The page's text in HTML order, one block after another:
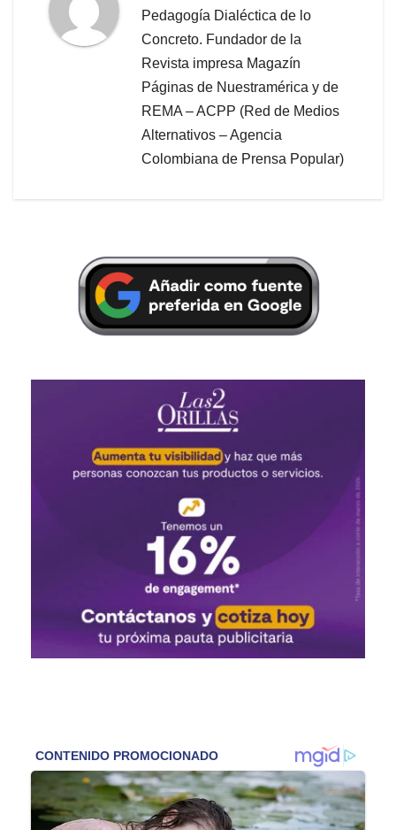
Pedagogía Dialéctica de lo
Concreto. Fundador de la
Revista impresa Magazín
Páginas de Nuestramérica y de
REMA – ACPP (Red de Medios
Alternativos – Agencia
Colombiana de Prensa Popular)